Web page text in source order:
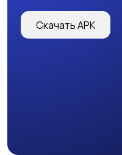
Страхование
Скачать APK